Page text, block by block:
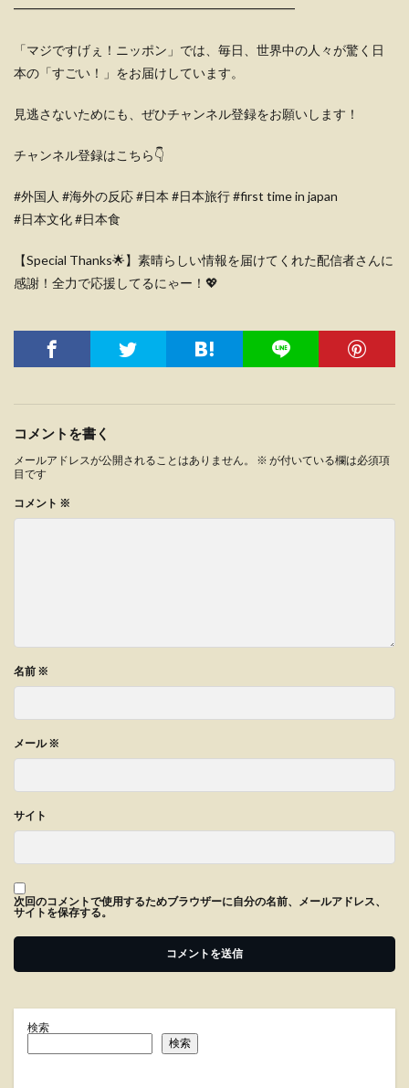
━━━━━━━━━━━━━━━━━━━━━━
「マジですげぇ！ニッポン」では、毎日、世界中の人々が驚く日
本の「すごい！」をお届けしています。
見逃さないためにも、ぜひチャンネル登録をお願いします！
チャンネル登録はこちら👇
#外国人 #海外の反応 #日本 #日本旅行 #first time in japan
#日本文化 #日本食
【Special Thanks🌟】素晴らしい情報を届けてくれた配信者さんに
感謝！全力で応援してるにゃー！💖
コメントを書く
メールアドレスが公開されることはありません。 ※ が付いている欄は必須項
目です
コメント ※
名前 ※
メール※
サイト
次回のコメントで使用するためブラウザーに自分の名前、メールアドレス、
サイトを保存する。
検索
検索